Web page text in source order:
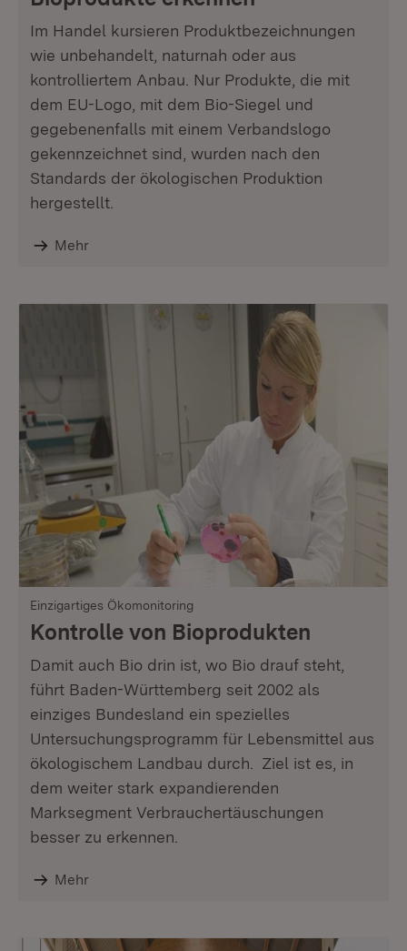
Im Handel kursieren Produktbezeichnungen
wie unbehandelt, naturnah oder aus
kontrolliertem Anbau. Nur Produkte, die mit
dem EU-Logo, mit dem Bio-Siegel und
gegebenenfalls mit einem Verbandslogo
gekennzeichnet sind, wurden nach den
Standards der ökologischen Produktion
hergestellt.
Mehr
Einzigartiges Ökomonitoring
Kontrolle von Bioprodukten
Damit auch Bio drin ist, wo Bio drauf steht,
führt Baden-Württemberg seit 2002 als
einziges Bundesland ein spezielles
Untersuchungsprogramm für Lebensmittel aus
ökologischem Landbau durch. Ziel ist es, in
dem weiter stark expandierenden
Marksegment Verbrauchertäuschungen
besser zu erkennen.
Mehr